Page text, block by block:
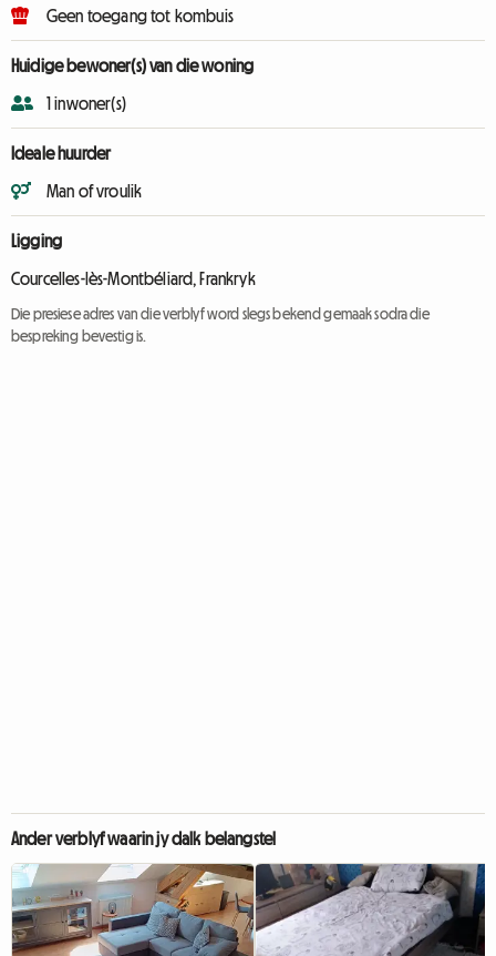
Geen toegang tot kombuis
Huidige bewoner(s) van die woning
1 inwoner(s)
Ideale huurder
Man of vroulik
Ligging
Courcelles-lès-Montbéliard, Frankryk
Die presiese adres van die verblyf word slegs bekend gemaak sodra die
bespreking bevestig is.
Ander verblyf waarin jy dalk belangstel